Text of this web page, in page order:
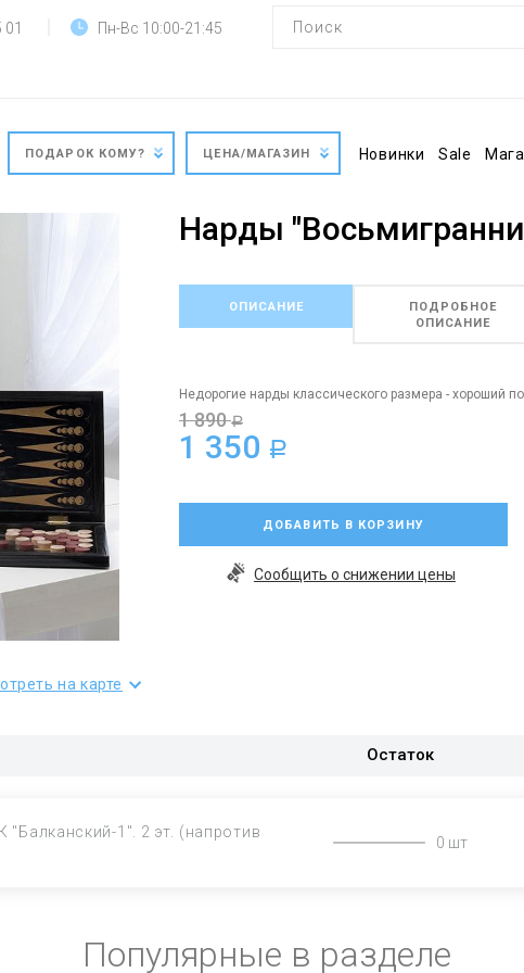
Пн-Вс 10:00-21:45
ПОДАРОК КОМУ? ЦЕНА/МАГАЗИН Новинки Sale
Нарды
ОПИСАНИЕ
ПОДРОБНОЕ
ОПИСАНИЕ
Недорогие нарды классического размера - хороший
1 890a
1 350 a
ДОБАВИТЬ В КОРЗИНУ
Сообщить о снижении цены
на карте
Остаток
"Балканский-1". 2 эт. (напротив
0 шт
Популярные в разделе